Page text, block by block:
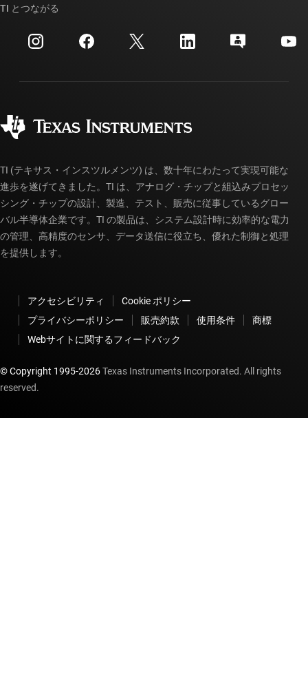
投資家向け情報
製造
クロスリファレンス検索
カスタマー・サポート・センター
myTI アカウントの FAQ
ご注文に関する FAQ
TI とつながる
TI (テキサス・インスツルメンツ) は、数十年にわたって実現可能な
進歩を遂げてきました。TI は、アナログ・チップと組込みプロセッ
シング・チップの設計、製造、テスト、販売に従事しているグロー
バル半導体企業です。TI の製品は、システム設計時に効率的な電力
の管理、高精度のセンサ、データ送信に役立ち、優れた制御と処理
を提供します。
アクセシビリティ
Cookie ポリシー
プライバシーポリシー
販売約款 使用条件
商標
Webサイトに関するフィードバック
© Copyright 1995-2026Texas Instruments Incorporated. All rights
reserved.